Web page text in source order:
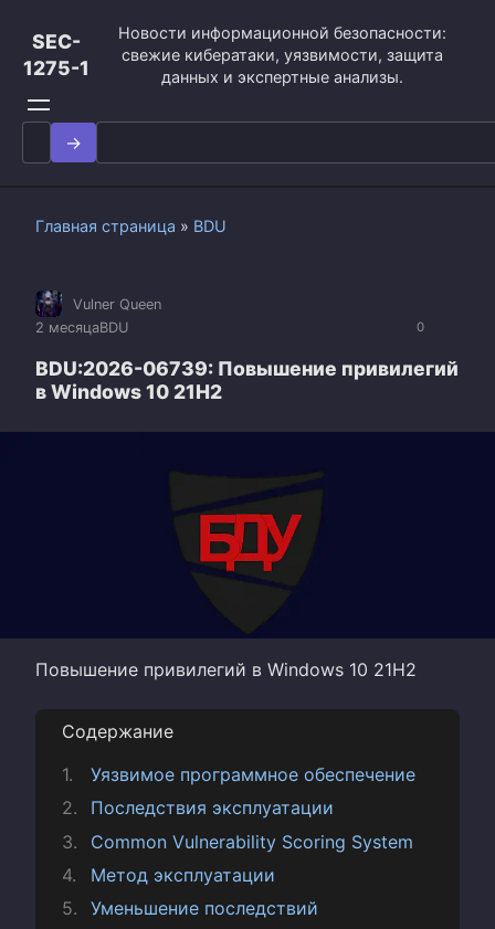
контенту
SEC-
1275-1
Новости информационной безопасности:
свежие кибератаки, уязвимости, защита
данных и экспертные анализы.
Search
for:
Главная страница » BDU
0
Vulner Queen
2 месяцаBDU
BDU:2026-06739: Повышение привилегий
в Windows 10 21H2
Повышение привилегий в Windows 10 21H2
Содержание
Уязвимое программное обеспечение
Последствия эксплуатации
Common Vulnerability Scoring System
Метод эксплуатации
Уменьшение последствий